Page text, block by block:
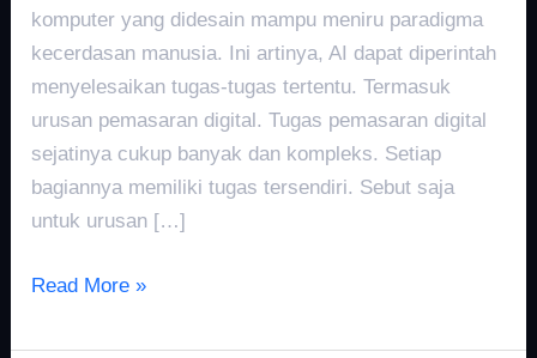
komputer yang didesain mampu meniru paradigma
kecerdasan manusia. Ini artinya, AI dapat diperintah
menyelesaikan tugas-tugas tertentu. Termasuk
urusan pemasaran digital. Tugas pemasaran digital
sejatinya cukup banyak dan kompleks. Setiap
bagiannya memiliki tugas tersendiri. Sebut saja
untuk urusan […]
Read More »